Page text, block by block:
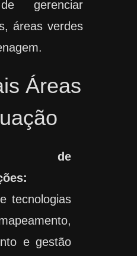
gerenciar
áreas verdes
Áreas
de
tecnologias
e gestão